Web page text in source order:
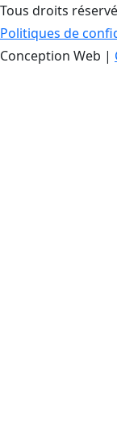
Tous droits
Politiques de
Conception Web |